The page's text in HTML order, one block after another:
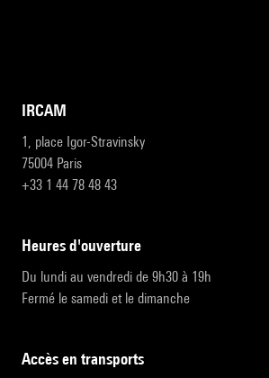
IRCAM
1, place Igor-Stravinsky
75004 Paris
+33 1 44 78 48 43
heures d'ouverture
Du lundi au vendredi de 9h30 à 19h
Fermé le samedi et le dimanche
accès en transports